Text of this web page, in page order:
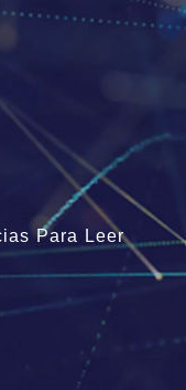
Para Leer